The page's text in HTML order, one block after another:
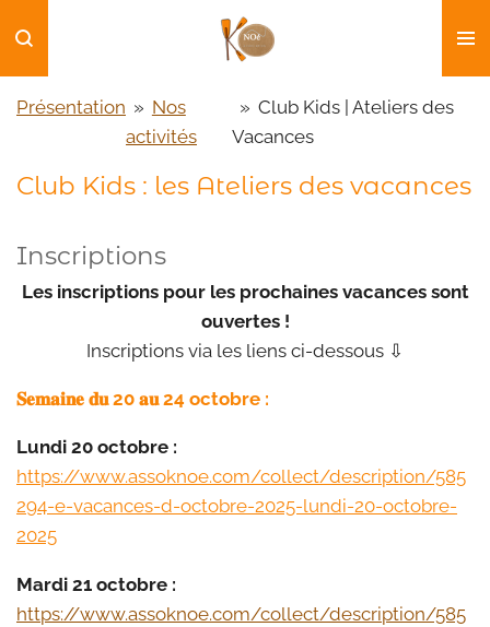
Passer
contenu
principal
Présentation » Nos
activités
» Club Kids | Ateliers des
Vacances
Club Kids : les Ateliers des vacances
Inscriptions
Les inscriptions pour les prochaines vacances sont
ouvertes !
Inscriptions via les liens ci-dessous ⇩
𝐒𝐞𝐦𝐚𝐢𝐧𝐞 𝐝𝐮 20 𝐚𝐮 24 octobre :
Lundi 20 octobre :
https://www.assoknoe.com/collect/description/585
294-e-vacances-d-octobre-2025-lundi-20-octobre-
2025
Mardi 21 octobre :
https://www.assoknoe.com/collect/description/585